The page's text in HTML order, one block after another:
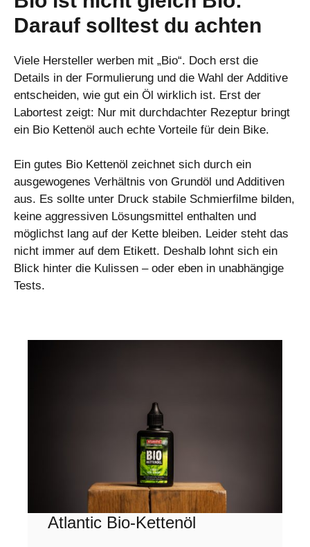
Darauf solltest du achten
Viele Hersteller werben mit „Bio“. Doch erst die
Details in der Formulierung und die Wahl der Additive
entscheiden, wie gut ein Öl wirklich ist. Erst der
Labortest zeigt: Nur mit durchdachter Rezeptur bringt
ein Bio Kettenöl auch echte Vorteile für dein Bike.
Ein gutes Bio Kettenöl zeichnet sich durch ein
ausgewogenes Verhältnis von Grundöl und Additiven
aus. Es sollte unter Druck stabile Schmierfilme bilden,
keine aggressiven Lösungsmittel enthalten und
möglichst lang auf der Kette bleiben. Leider steht das
nicht immer auf dem Etikett. Deshalb lohnt sich ein
Blick hinter die Kulissen – oder eben in unabhängige
Tests.
Atlantic Bio-Kettenöl